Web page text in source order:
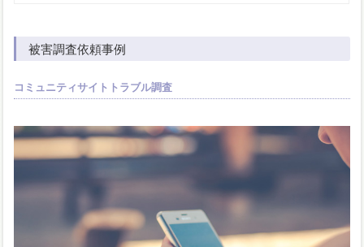
被害調査依頼事例
コミュニティサイトトラブル調査